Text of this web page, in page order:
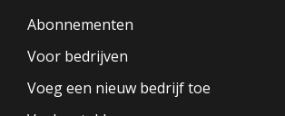
Abonnementen
Voor bedrijven
Voeg een nieuw bedrijf toe